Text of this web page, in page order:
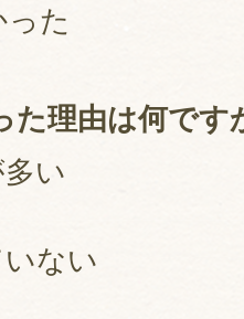
た
た理由は何です
い
ない